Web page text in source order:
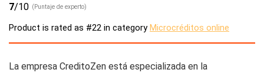
7/10 (Puntaje de experto)
Product is rated as #22 in categoryMicrocréditos online
La empresa CreditoZen está especializada en la